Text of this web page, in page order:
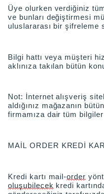
Üye olurken verdiğiniz
ve bunları değiştirmesi
uluslararası bir şifreleme
Bilgi hattı veya müşteri
aklınıza takılan bütün
Not: İnternet alışveriş
aldığınız mağazanın
firmamıza dair tüm
MAİL ORDER KREDİ
Kredi kartı mail-order
oluşubilecek kredi